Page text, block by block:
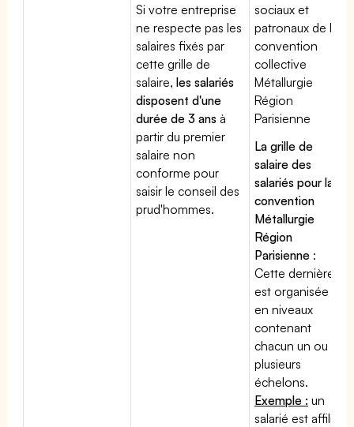
Si votre entreprise
ne respecte pas les
salaires fixés par
cette grille de
salaire,les salariés
disposent d'une
durée de 3 ans à
partir du premier
salaire non
conforme pour
saisir le conseil des
prud'hommes.
sociaux et
patronaux de la
convention
collective
Métallurgie
Région
Parisienne
La grille de
salaire des
salariés pour la
convention
Métallurgie
Région
Parisienne :
Cette dernière
est organisée
en niveaux
contenant
chacun un ou
plusieurs
échelons.
Exemple : un
salarié est affilié